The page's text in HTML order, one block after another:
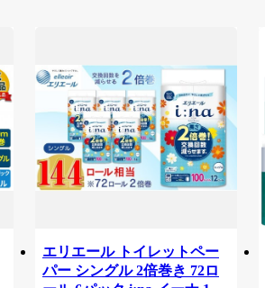
エリエール トイレットペー
パー シングル 2倍巻き 72ロ